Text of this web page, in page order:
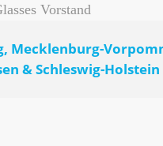
Vorstand
Mecklenburg-
& Schleswig-Holstein